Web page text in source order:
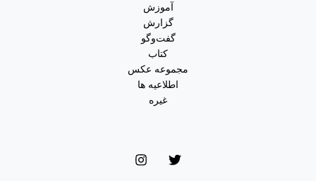
آموزش
گزارش
گفت‌وگو
کتاب
مجموعه عکس
اطلاعیه ها
غیره